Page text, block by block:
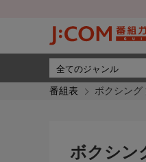
番組表 ボクシング
ボクシン